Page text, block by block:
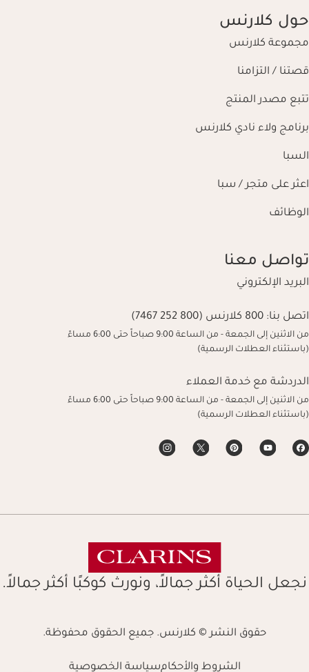
حول كلارنس
مجموعة كلارنس
قصتنا / التزامنا
تتبع مصدر المنتج
برنامج ولاء نادي كلارنس
السبا
اعثر على متجر / سبا
الوظائف
تواصل معنا
البريد الإلكتروني
اتصل بنا: 800 كلارنس (800 252 7467)
من الاثنين إلى الجمعة - من الساعة 9:00 صباحاً حتى 6:00 مساءً
(باستثناء العطلات الرسمية)
الدردشة مع خدمة العملاء
من الاثنين إلى الجمعة - من الساعة 9:00 صباحاً حتى 6:00 مساءً
(باستثناء العطلات الرسمية)
نجعل الحياة أكثر جمالاً، ونورث كوكبًا أكثر جمالاً.
حقوق النشر © كلارنس. جميع الحقوق محفوظة.
الشروط والأحكامسياسة الخصوصية